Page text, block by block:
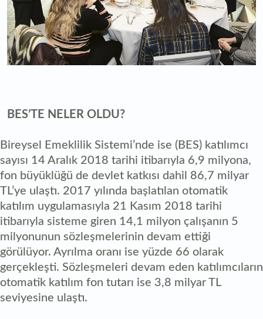
BES’TE NELER OLDU?
Bireysel Emeklilik Sistemi’nde ise (BES) katılımcı
sayısı 14 Aralık 2018 tarihi itibarıyla 6,9 milyona,
fon büyüklüğü de devlet katkısı dahil 86,7 milyar
TL’ye ulaştı. 2017 yılında başlatılan otomatik
katılım uygulamasıyla 21 Kasım 2018 tarihi
itibarıyla sisteme giren 14,1 milyon çalışanın 5
milyonunun sözleşmelerinin devam ettiği
görülüyor. Ayrılma oranı ise yüzde 66 olarak
gerçekleşti. Sözleşmeleri devam eden katılımcıların
otomatik katılım fon tutarı ise 3,8 milyar TL
seviyesine ulaştı.